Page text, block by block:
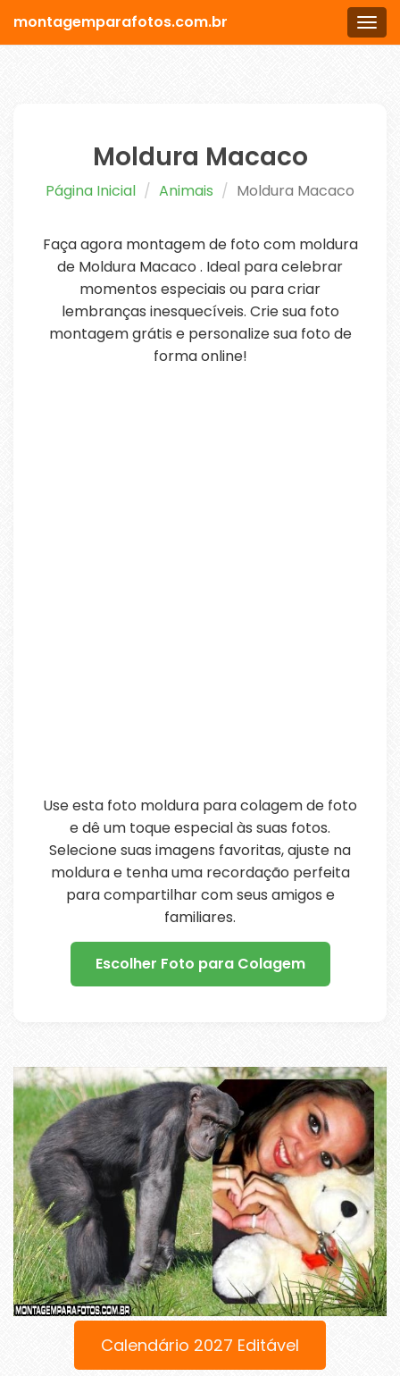
Menu
montagemparafotos.com.br
Moldura Macaco
Página Inicial Animais Moldura Macaco
Faça agora montagem de foto com moldura
de Moldura Macaco . Ideal para celebrar
momentos especiais ou para criar
lembranças inesquecíveis. Crie sua foto
montagem grátis e personalize sua foto de
forma online!
Use esta foto moldura para colagem de foto
e dê um toque especial às suas fotos.
Selecione suas imagens favoritas, ajuste na
moldura e tenha uma recordação perfeita
para compartilhar com seus amigos e
familiares.
Escolher Foto para Colagem
Calendário 2027 Editável